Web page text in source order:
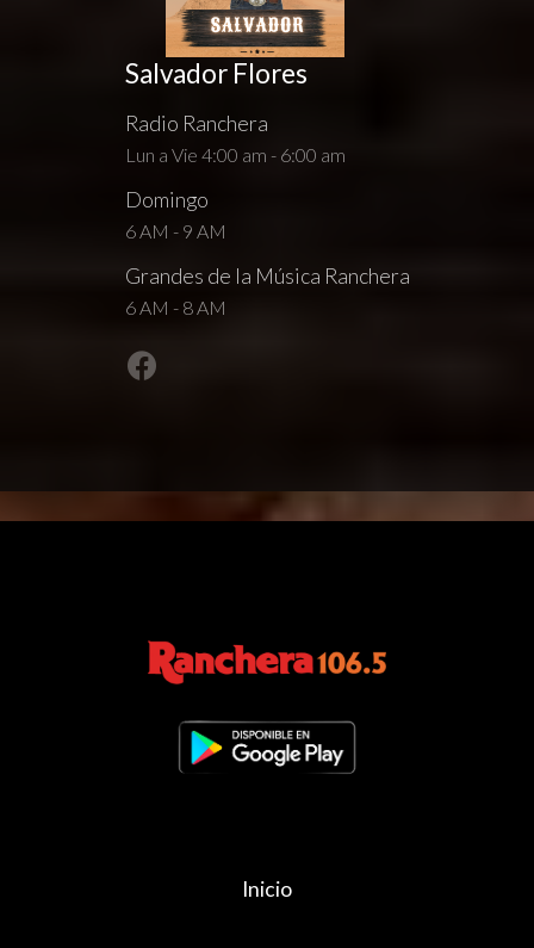
Salvador Flores
Radio Ranchera
Lun a Vie 4:00 am - 6:00 am
Domingo
6 AM - 9 AM
Grandes de la Música Ranchera
6 AM - 8 AM
Inicio